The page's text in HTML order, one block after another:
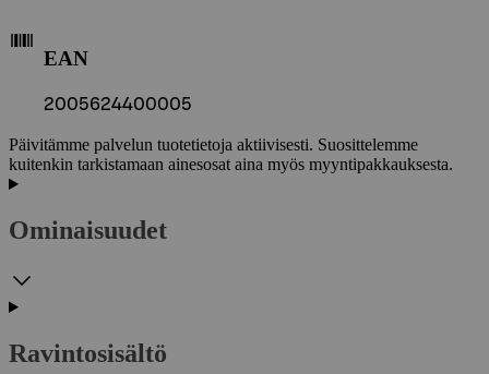
EAN
2005624400005
Päivitämme palvelun tuotetietoja aktiivisesti. Suosittelemme
kuitenkin tarkistamaan ainesosat aina myös myyntipakkauksesta.
Ominaisuudet
Ravintosisältö